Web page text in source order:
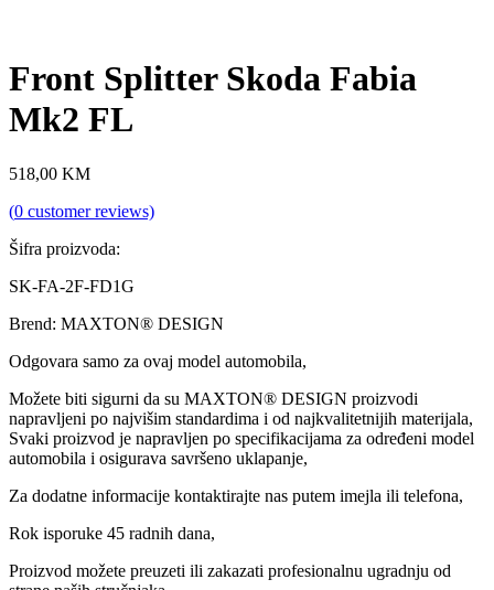
Front Splitter Skoda Fabia
Mk2 FL
518,00 KM
(0 customer reviews)
Šifra proizvoda:
SK-FA-2F-FD1G
Brend: MAXTON® DESIGN
Odgovara samo za ovaj model automobila,
Možete biti sigurni da su MAXTON® DESIGN proizvodi
napravljeni po najvišim standardima i od najkvalitetnijih materijala,
Svaki proizvod je napravljen po specifikacijama za određeni model
automobila i osigurava savršeno uklapanje,
Za dodatne informacije kontaktirajte nas putem imejla ili telefona,
Rok isporuke 45 radnih dana,
Proizvod možete preuzeti ili zakazati profesionalnu ugradnju od